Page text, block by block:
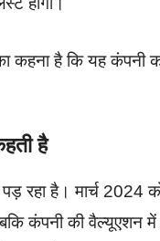
है कि यह कंपनी
है
पड़ रहा है। मार्च
कंपनी की वैल्यूएशन